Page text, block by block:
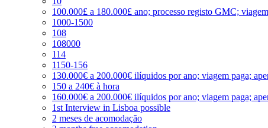
100.000£ a 180.000£ ano; processo registo GMC;
1000-1500
108
108000
114
1150-156
130.000€ a 200.000€ ilíquidos por ano; viagem paga;
150 a 240€ à hora
160.000€ a 200.000€ ilíquidos por ano; viagem paga;
1st Interview in Lisboa possible
2 meses de acomodação